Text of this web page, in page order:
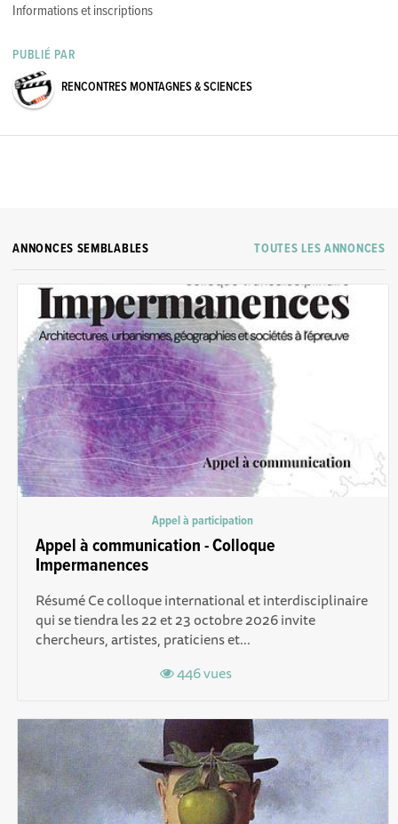
Informations et inscriptions
PUBLIÉ PAR
RENCONTRES MONTAGNES & SCIENCES
TOUTES LES ANNONCES
ANNONCES SEMBLABLES
Appel à participation
Appel à communication - Colloque
Impermanences
Résumé Ce colloque international et interdisciplinaire
qui se tiendra les 22 et 23 octobre 2026 invite
chercheurs, artistes, praticiens et...
446 vues